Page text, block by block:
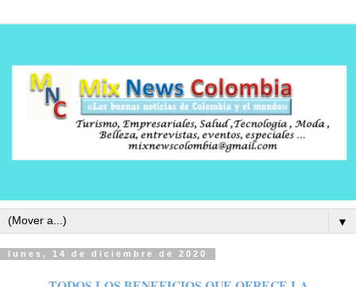
▼
lunes, 14 de diciembre de 2020